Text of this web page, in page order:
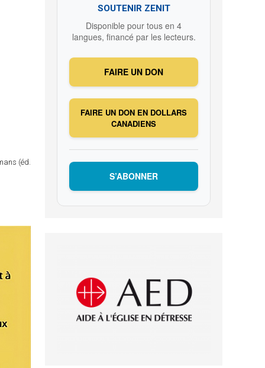
(éd.
SOUTENIR ZENIT
Disponible pour tous en 4
langues, financé par les lecteurs.
FAIRE UN DON
FAIRE UN DON EN DOLLARS
CANADIENS
S’ABONNER